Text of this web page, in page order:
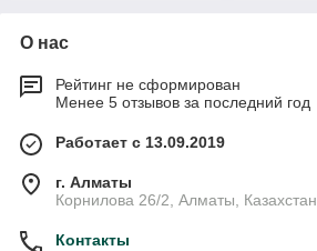
О нас
Рейтинг не сформирован
Менее 5 отзывов за последний год
Работает с 13.09.2019
г. Алматы
Корнилова 26/2, Алматы, Казахстан
Контакты